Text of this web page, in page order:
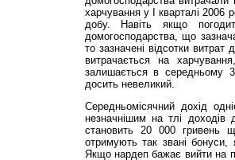
харчування у І кварталі
добу. Навіть якщо
домогосподарства, що
то зазначені відсотки
витрачається на
залишається в середньому
досить невеликий.
Середньомісячний дохід
незначнішим на тлі доходів
становить 20 000 гривень
отримують так звані
Якщо нардеп бажає вийти на